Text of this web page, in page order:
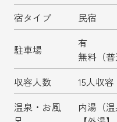
Copyright (c) 2024 野沢温泉マウ
All Rights reserved.
宿タイプ
民宿
駐車場
有
無料（普
収容人数
15人収容
温泉・お風
内湯（